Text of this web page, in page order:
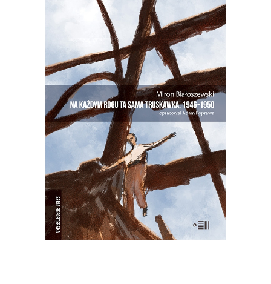
E-BOOK DO KOSZYKA
NA KAŻDYM ROGU TA SAMA
TRUSKAWKA
Zupełnie nowe miasto. Jakaś inna
Warszawa na starych śmieciach. Skąd
się wzięła?
50.00zł 25.00zł